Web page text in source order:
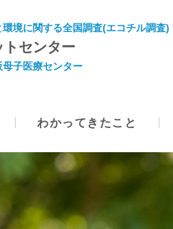
境に関する全国調査(エコチル調査)
トセンター
子医療センター
わかってきたこと